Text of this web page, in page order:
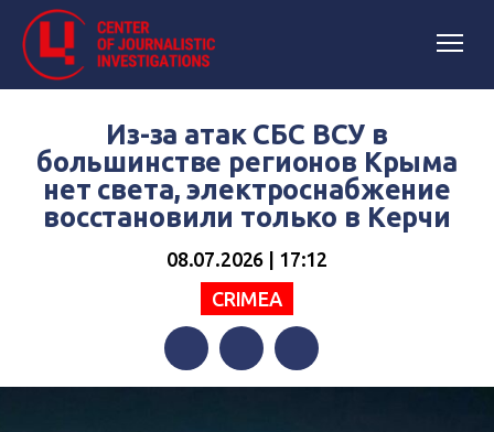
Из-за атак СБС ВСУ в
большинстве регионов Крыма
нет света, электроснабжение
восстановили только в Керчи
08.07.2026 | 17:12
CRIMEA
FacebookTwitterTelegram